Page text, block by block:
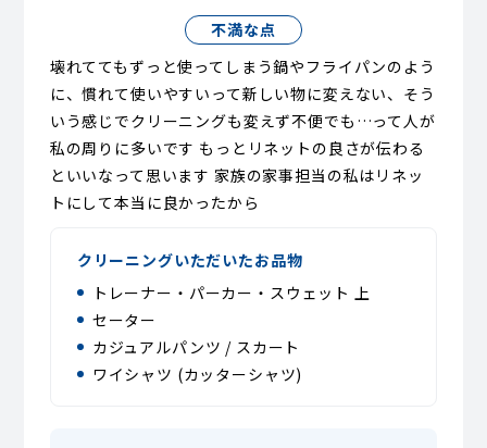
不満な点
壊れててもずっと使ってしまう鍋やフライパンのよう
に、慣れて使いやすいって新しい物に変えない、そう
いう感じでクリーニングも変えず不便でも…って人が
私の周りに多いです もっとリネットの良さが伝わる
といいなって思います 家族の家事担当の私はリネッ
トにして本当に良かったから
クリーニングいただいたお品物
トレーナー・パーカー・スウェット 上
セーター
カジュアルパンツ / スカート
ワイシャツ (カッターシャツ)